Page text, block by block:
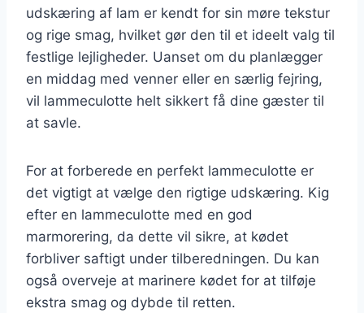
udskæring af lam er kendt for sin møre tekstur
og rige smag, hvilket gør den til et ideelt valg til
festlige lejligheder. Uanset om du planlægger
en middag med venner eller en særlig fejring,
vil lammeculotte helt sikkert få dine gæster til
at savle.
For at forberede en perfekt lammeculotte er
det vigtigt at vælge den rigtige udskæring. Kig
efter en lammeculotte med en god
marmorering, da dette vil sikre, at kødet
forbliver saftigt under tilberedningen. Du kan
også overveje at marinere kødet for at tilføje
ekstra smag og dybde til retten.